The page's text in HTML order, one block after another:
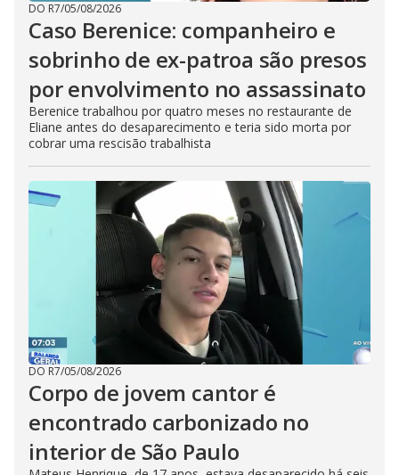
DO R7/05/08/2026
Caso Berenice: companheiro e
sobrinho de ex-patroa são presos
por envolvimento no assassinato
Berenice trabalhou por quatro meses no restaurante de
Eliane antes do desaparecimento e teria sido morta por
cobrar uma rescisão trabalhista
DO R7/05/08/2026
Corpo de jovem cantor é
encontrado carbonizado no
interior de São Paulo